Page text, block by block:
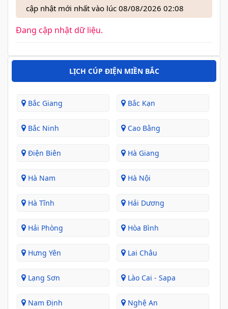
cập nhật mới nhất vào lúc 08/08/2026 02:08
Đang cập nhật dữ liệu.
LỊCH CÚP ĐIỆN MIỀN BẮC
Bắc Giang Bắc Kạn
Bắc Ninh Cao Bằng
Điện Biên Hà Giang
Hà Nam Hà Nội
Hà Tĩnh Hải Dương
Hải Phòng Hòa Bình
Hưng Yên Lai Châu
Lạng Sơn Lào Cai - Sapa
Nam Định Nghệ An